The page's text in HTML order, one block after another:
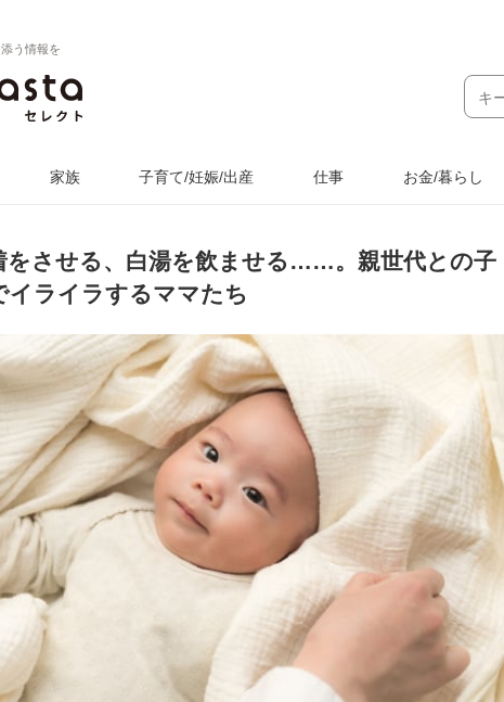
う情報を
家族 子育て/妊娠/出産 仕事 お金/暮らし
をさせる、白湯を飲ませる……。親世代との子
イライラするママたち